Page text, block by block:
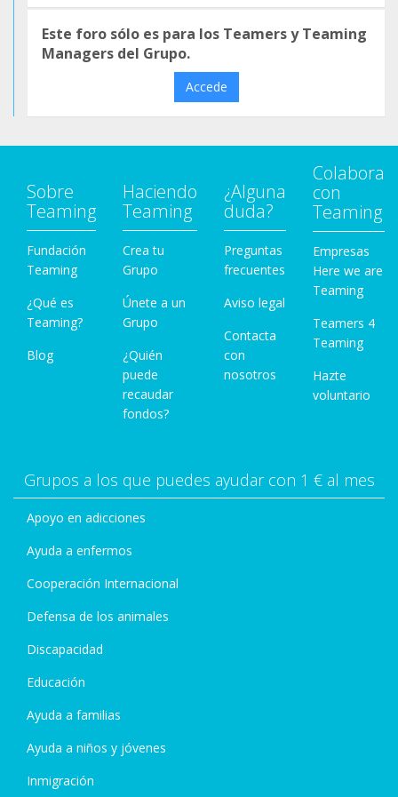
Este foro sólo es para los Teamers y Teaming
Managers del Grupo.
Accede
Sobre
Teaming
Fundación
Teaming
¿Qué es
Teaming?
Blog
Haciendo
Teaming
Crea tu
Grupo
Únete a un
Grupo
¿Quién
puede
recaudar
fondos?
¿Alguna
duda?
Preguntas
frecuentes
Aviso legal
Contacta
con
nosotros
Colabora
con
Teaming
Empresas
Here we are
Teaming
Teamers 4
Teaming
Hazte
voluntario
Grupos a los que puedes ayudar con 1 € al mes
Apoyo en adicciones
Ayuda a enfermos
Cooperación Internacional
Defensa de los animales
Discapacidad
Educación
Ayuda a familias
Ayuda a niños y jóvenes
Inmigración